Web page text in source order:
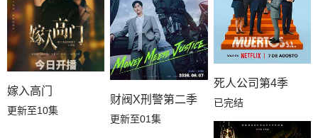
嫁入高门
更新至10集
财阀X刑警第二季
更新至01集
死人公司第4季
已完结